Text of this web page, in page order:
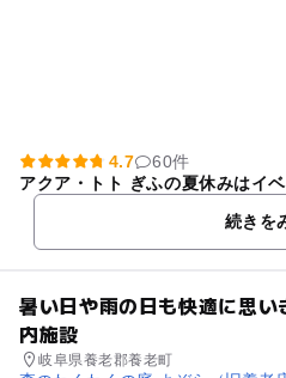
4.7
60件
アクア・トト ぎふの夏休みはイ
続きを
暑い日や雨の日も快適に思
内施設
岐阜県養老郡養老町